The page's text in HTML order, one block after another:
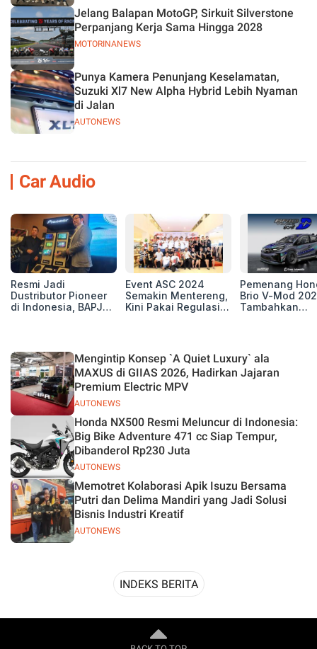
MOTORINANEWS
Jelang Balapan MotoGP, Sirkuit Silverstone
Perpanjang Kerja Sama Hingga 2028
AUTONEWS
Punya Kamera Penunjang Keselamatan,
Suzuki Xl7 New Alpha Hybrid Lebih Nyaman
di Jalan
Car Audio
Resmi Jadi
Dustributor Pioneer
di Indonesia, BAPJ
Event ASC 2024
Semakin Mentereng,
Kini Pakai Regulasi
Pemenang
Brio V-Mod
Tambahkan
AUTONEWS
Mengintip Konsep `A Quiet Luxury` ala
MAXUS di GIIAS 2026, Hadirkan Jajaran
Premium Electric MPV
AUTONEWS
Honda NX500 Resmi Meluncur di Indonesia:
Big Bike Adventure 471 cc Siap Tempur,
Dibanderol Rp230 Juta
AUTONEWS
Memotret Kolaborasi Apik Isuzu Bersama
Putri dan Delima Mandiri yang Jadi Solusi
Bisnis Industri Kreatif
INDEKS BERITA